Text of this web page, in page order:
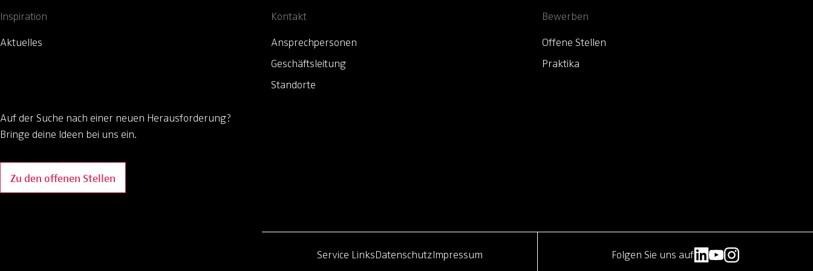
Inspiration
Aktuelles
Kontakt
Ansprechpersonen
Geschäftsleitung
Standorte
Bewerben
Offene Stellen
Praktika
Auf der Suche nach einer neuen Herausforderung?
Bringe deine Ideen bei uns ein.
Zu den offenen Stellen
Service LinksDatenschutzImpressum Folgen Sie uns auf